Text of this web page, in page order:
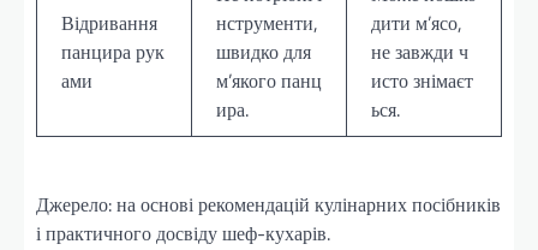
Відривання
панцира рук
ами
нструменти,
швидко для
м’якого панц
ира.
дити м’ясо,
не завжди ч
исто знімаєт
ься.
Джерело: на основі рекомендацій кулінарних посібників
і практичного досвіду шеф-кухарів.